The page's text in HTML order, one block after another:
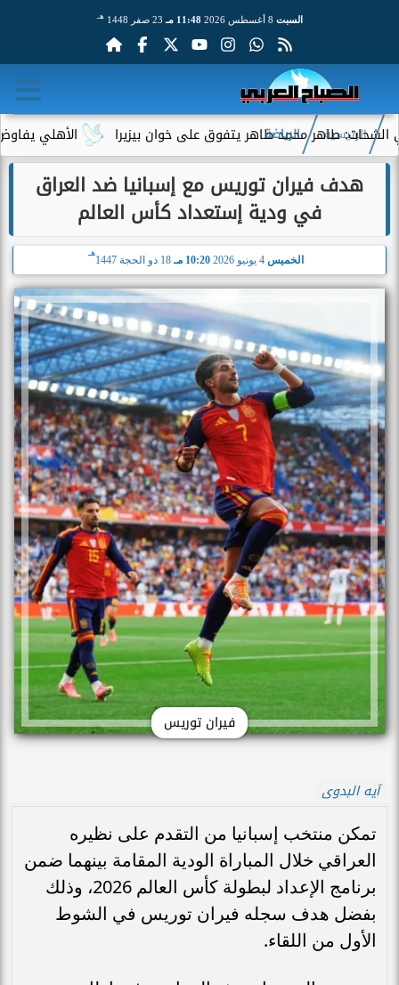
السبت 11:48 مـ 23 صفر 1448 هـ
الأهلي يفاوض أحمد عبد محمد طاهر يتفوق على خوان بيزيرا
الرئيسية الرياضة
هدف فيران توريس مع إسبانيا ضد العراق
في ودية إستعداد كأس العالم
الخميس 10:20 مـ 18 ذو الحجة 1447
هـ
فيران توريس
آيه البدوى
تمكن منتخب إسبانيا من التقدم على نظيره
العراقي خلال المباراة الودية المقامة بينهما ضمن
برنامج الإعداد لبطولة كأس العالم 2026، وذلك
بفضل هدف سجله فيران توريس في الشوط
الأول من اللقاء.